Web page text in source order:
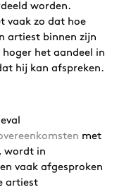
worden.
vaak zo dat hoe
artiest binnen zijn
hoger het aandeel in
hij kan afspreken.
met
wordt in
vaak afgesproken
artiest